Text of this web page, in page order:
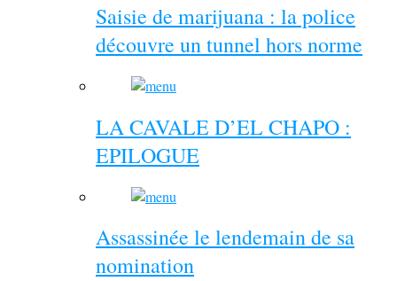
Saisie de marijuana : la police
découvre un tunnel hors norme
LA CAVALE D’EL CHAPO :
EPILOGUE
Assassinée le lendemain de sa
nomination